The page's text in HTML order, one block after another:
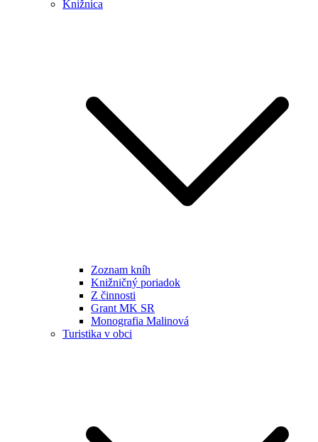
Knižnica
Zoznam kníh
Knižničný poriadok
Z činnosti
Grant MK SR
Monografia Malinová
Turistika v obci